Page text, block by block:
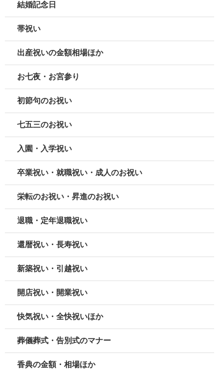
結婚記念日
帯祝い
出産祝いの金額相場ほか
お七夜・お宮参り
初節句のお祝い
七五三のお祝い
入園・入学祝い
卒業祝い・就職祝い・成人のお祝い
栄転のお祝い・昇進のお祝い
退職・定年退職祝い
還暦祝い・長寿祝い
新築祝い・引越祝い
開店祝い・開業祝い
快気祝い・全快祝いほか
葬儀葬式・告別式のマナー
香典の金額・相場ほか